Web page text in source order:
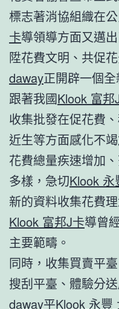
標志著消協組織在
卡導領導方面又邁
陞花費文明、共促
daway正開辟一個
跟著我國Klook 富邦
收集批發在促花費
近生等方面感化不
花費總量疾速增加
多樣，急切Klook
新的資料收集花費
Klook 富邦J卡導曾
主要範疇。
同時，收集買賣平臺
搜刮平臺、體驗分
daway平Klook 永豐